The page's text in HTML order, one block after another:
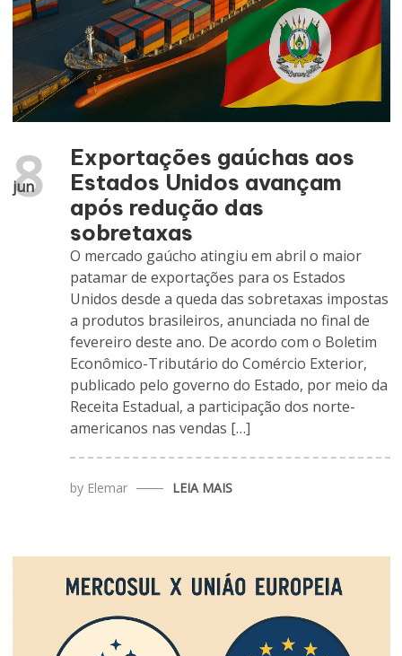
jun
8
Exportações gaúchas aos
Estados Unidos avançam
após redução das
sobretaxas
O mercado gaúcho atingiu em abril o maior
patamar de exportações para os Estados
Unidos desde a queda das sobretaxas impostas
a produtos brasileiros, anunciada no final de
fevereiro deste ano. De acordo com o Boletim
Econômico-Tributário do Comércio Exterior,
publicado pelo governo do Estado, por meio da
Receita Estadual, a participação dos norte-
americanos nas vendas […]
by Elemar LEIA MAIS